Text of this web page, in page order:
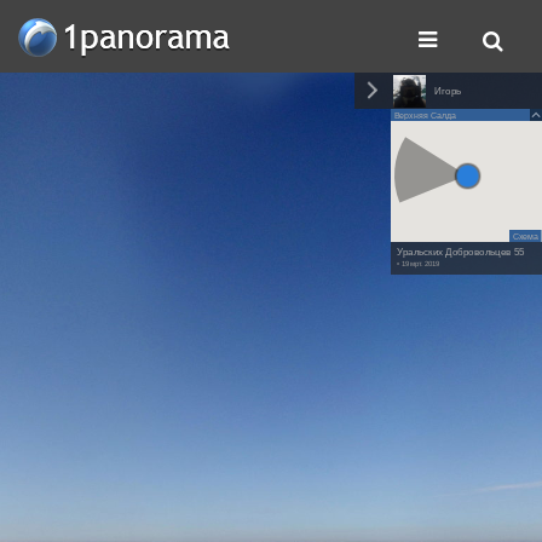
Игорь
Верхняя Салда
Схема
Уральских Добровольцев 55
• 19 мрт. 2019